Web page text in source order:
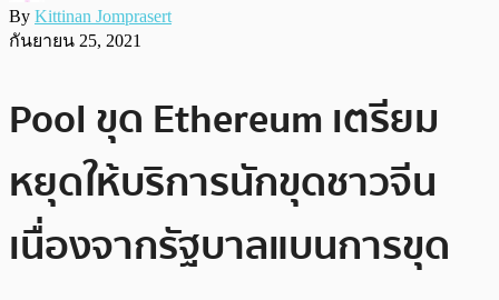
By Kittinan Jomprasert
กันยายน 25, 2021
Pool ขุด Ethereum เตรียม
หยุดให้บริการนักขุดชาวจีน
เนื่องจากรัฐบาลแบนการขุด